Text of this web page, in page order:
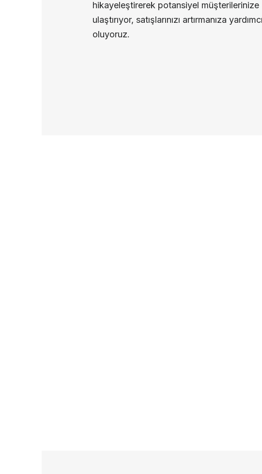
hikayeleştirerek potansiyel müşterilerinize
ulaştırıyor, satışlarınızı artırmanıza yardımcı
oluyoruz.